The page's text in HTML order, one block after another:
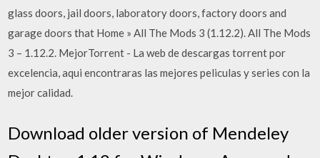
glass doors, jail doors, laboratory doors, factory doors and
garage doors that Home » All The Mods 3 (1.12.2). All The Mods
3 – 1.12.2. MejorTorrent - La web de descargas torrent por
excelencia, aqui encontraras las mejores peliculas y series con la
mejor calidad.
Download older version of Mendeley